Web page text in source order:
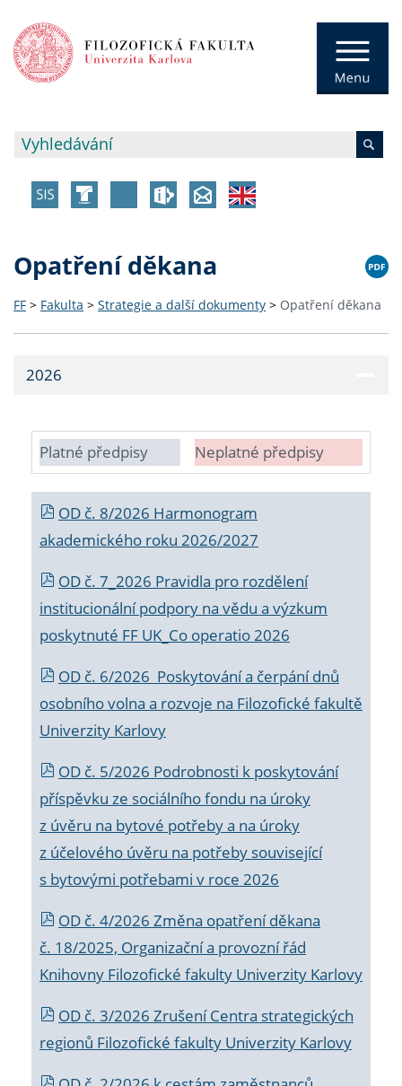
Opatření děkana
FF > Fakulta > Strategie a další dokumenty > Opatření děkana
2026
Platné předpisy Neplatné předpisy
OD č. 8/2026 Harmonogram
akademického roku 2026/2027
OD č. 7_2026 Pravidla pro rozdělení
institucionální podpory na vědu a výzkum
poskytnuté FF UK_Co operatio 2026
OD č. 6/2026 Poskytování a čerpání dnů
osobního volna a rozvoje na Filozofické fakultě
Univerzity Karlovy
OD č. 5/2026 Podrobnosti k poskytování
příspěvku ze sociálního fondu na úroky
z úvěru na bytové potřeby a na úroky
z účelového úvěru na potřeby související
s bytovými potřebami v roce 2026
OD č. 4/2026 Změna opatření děkana
č. 18/2025, Organizační a provozní řád
Knihovny Filozofické fakulty Univerzity Karlovy
OD č. 3/2026 Zrušení Centra strategických
regionů Filozofické fakulty Univerzity Karlovy